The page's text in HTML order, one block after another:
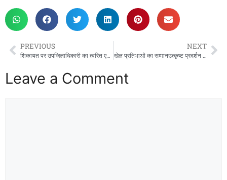
c
e
b
o
o
st
o
d
o
n
ai
l
ar
e
PREVIOUS
शिकायत पर उपजिलाधिकारी का त्वरित एक्शन, कब्जा हटवाया
NEXT
खेल प्रतिभाओं का सम्मानउत्कृष्ट प्रदर्शन करने वाले छात्र-छात्राओं को जिलाधिकारी ने किया सम्मानित।
Leave a Comment